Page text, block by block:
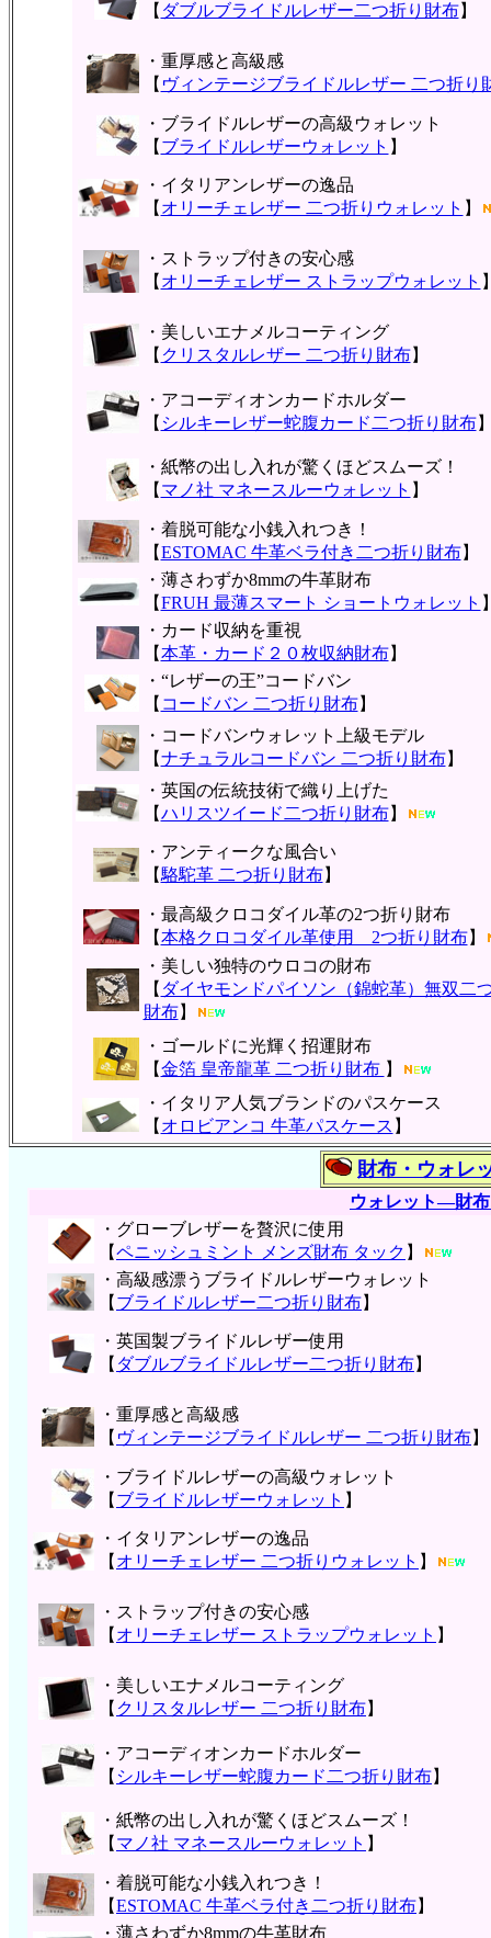
【 ダブルブライドルレザー二つ折り財布】
・重厚感と高級感
【 ヴィンテージブライドルレザー 二つ折り
・ブライドルレザーの高級ウォレット
【 ブライドルレザーウォレット 】
・イタリアンレザーの逸品
【 オリーチェレザー 二つ折りウォレット 】
・ストラップ付きの安心感
【 オリーチェレザー ストラップウォレット
・美しいエナメルコーティング
【 クリスタルレザー 二つ折り財布】
・アコーディオンカードホルダー
【 シルキーレザー蛇腹カード二つ折り財布
・紙幣の出し入れが驚くほどスムーズ！
【 マノ社 マネースルーウォレット 】
・着脱可能な小銭入れつき！
【ESTOMAC 牛革ベラ付き二つ折り財布】
・薄さわずか8mmの牛革財布
【FRUH 最薄スマート ショートウォレット
・カード収納を重視
【本革・カード２０枚収納財布】
・“レザーの王”コードバン
【 コードバン 二つ折り財布】
・コードバンウォレット上級モデル
【ナチュラルコードバン 二つ折り財布】
・英国の伝統技術で織り上げた
【ハリスツイード二つ折り財布】
・アンティークな風合い
【駱駝革 二つ折り財布】
・最高級クロコダイル革の2つ折り財布
【本格クロコダイル革使用 2つ折り財布】
・美しい独特のウロコの財布
【 ダイヤモンドパイソン（錦蛇革）無双二
財布】
・ゴールドに光輝く招運財布
【金箔 皇帝龍革 二つ折り財布 】
・イタリア人気ブランドのパスケース
【 オロビアンコ 牛革パスケース 】
財布・ウォレ
ウォレット―財
・グローブレザーを贅沢に使用
【ペニッシュミント メンズ財布 タック 】
・高級感漂うブライドルレザーウォレット
【 ブライドルレザー二つ折り財布】
・英国製ブライドルレザー使用
【 ダブルブライドルレザー二つ折り財布】
・重厚感と高級感
【 ヴィンテージブライドルレザー 二つ折り財布】
・ブライドルレザーの高級ウォレット
【 ブライドルレザーウォレット 】
・イタリアンレザーの逸品
【 オリーチェレザー 二つ折りウォレット 】
・ストラップ付きの安心感
【 オリーチェレザー ストラップウォレット 】
・美しいエナメルコーティング
【 クリスタルレザー 二つ折り財布】
・アコーディオンカードホルダー
【 シルキーレザー蛇腹カード二つ折り財布】
・紙幣の出し入れが驚くほどスムーズ！
【 マノ社 マネースルーウォレット 】
・着脱可能な小銭入れつき！
【ESTOMAC 牛革ベラ付き二つ折り財布】
・薄さわずか8mmの牛革財布